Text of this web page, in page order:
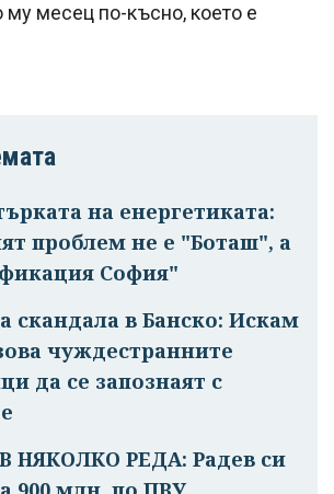
му месец по-късно, което е
на енергетиката:
проблем не е "Боташ", а
София"
скандала в Банско: Искам
чуждестранните
да се запознаят с
НЯКОЛКО РЕДА: Радев си